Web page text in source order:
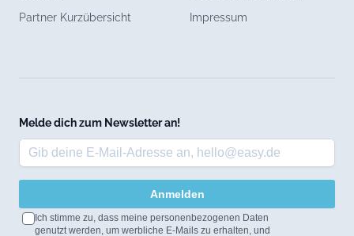
Partner Kurzübersicht
Impressum
Melde dich zum Newsletter an!
Anmelden
Ich stimme zu, dass meine personenbezogenen Daten
genutzt werden, um werbliche E-Mails zu erhalten, und